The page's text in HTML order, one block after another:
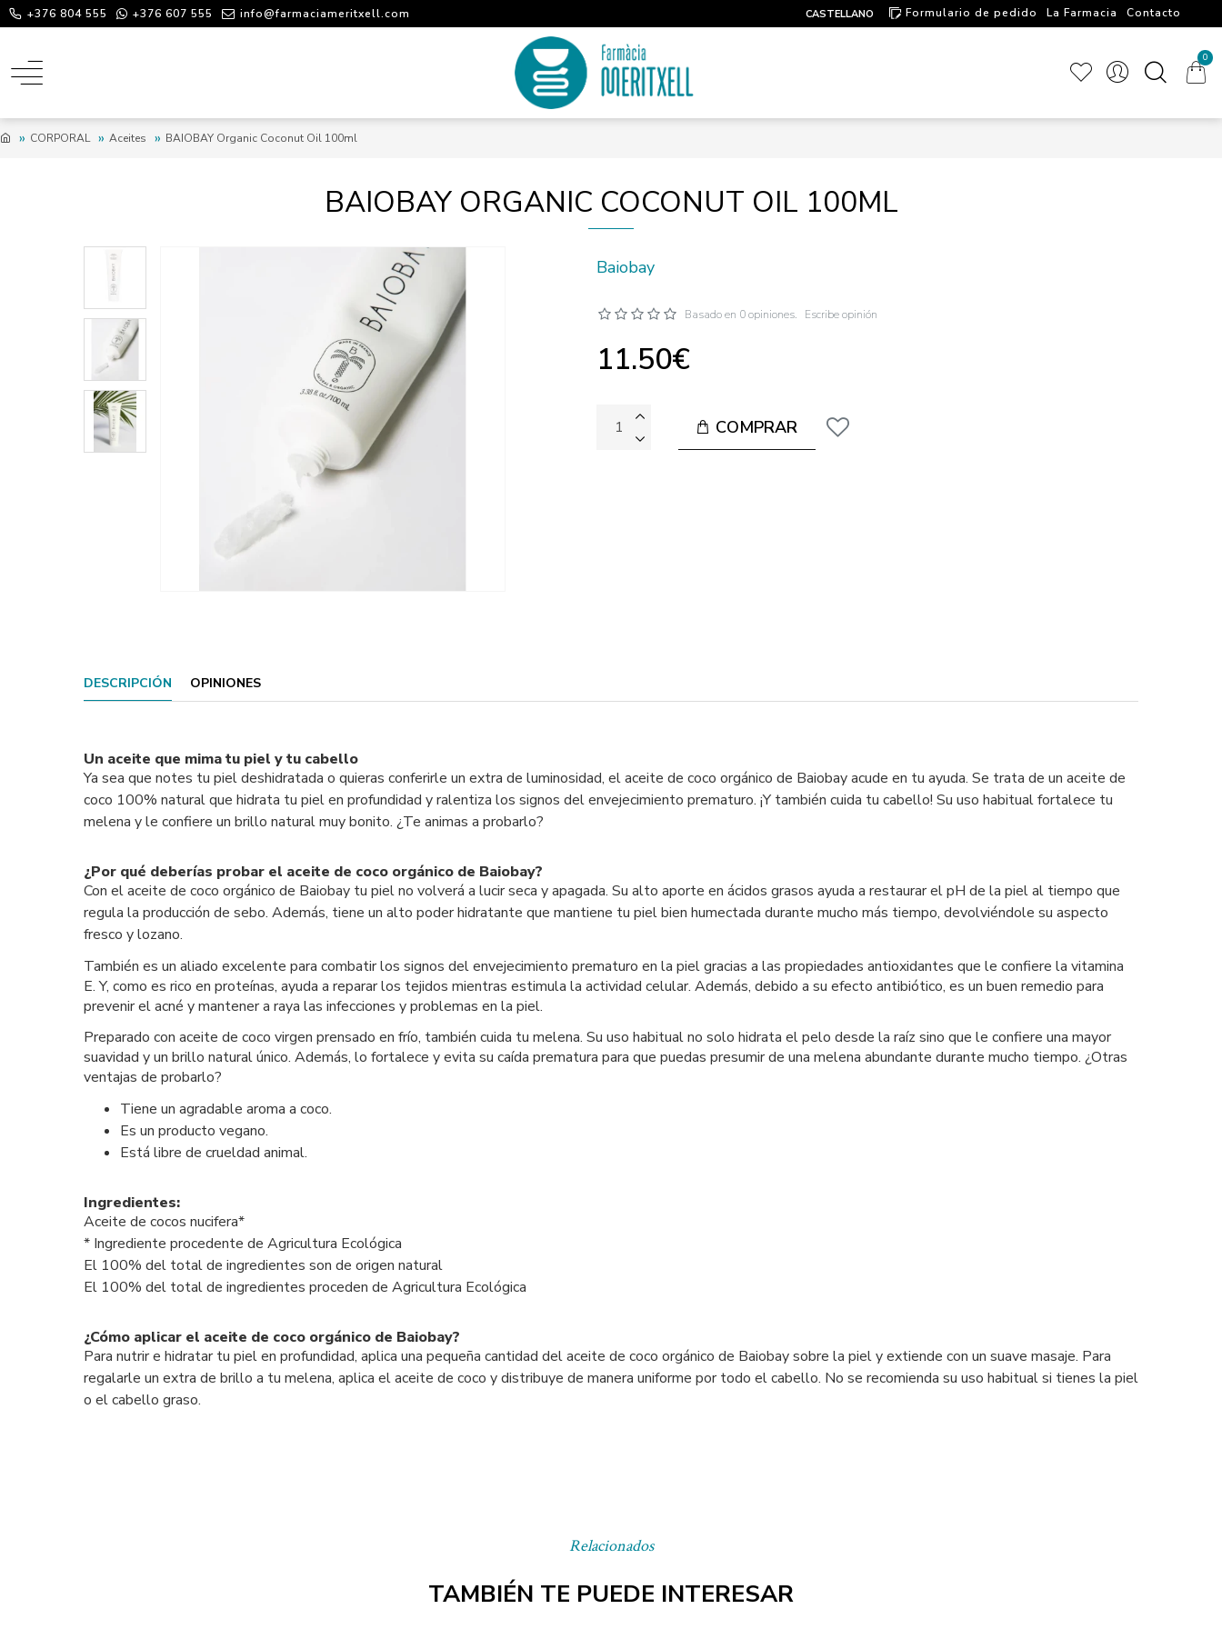
+376 804 555 +376 607 555 info@farmaciameritxell.com CASTELLANO Formulario de pedido La Farmacia
Contacto
0
CORPORAL Aceites BAIOBAY Organic Coconut Oil 100ml
BAIOBAY ORGANIC COCONUT OIL 100ML
Baiobay
Basado en 0 opiniones. Escribe opinión
11.50€
COMPRAR
Relacionados
TAMBIÉN TE PUEDE INTERESAR
DESCRIPCIÓN OPINIONES
Un aceite que mima tu piel y tu cabello
Ya sea que notes tu piel deshidratada o quieras conferirle un extra de luminosidad, el aceite de coco orgánico de Baiobay acude en tu ayuda. Se trata de un aceite de
coco 100% natural que hidrata tu piel en profundidad y ralentiza los signos del envejecimiento prematuro. ¡Y también cuida tu cabello! Su uso habitual fortalece tu
melena y le confiere un brillo natural muy bonito. ¿Te animas a probarlo?
¿Por qué deberías probar el aceite de coco orgánico de Baiobay?
Con el aceite de coco orgánico de Baiobay tu piel no volverá a lucir seca y apagada. Su alto aporte en ácidos grasos ayuda a restaurar el pH de la piel al tiempo que
regula la producción de sebo. Además, tiene un alto poder hidratante que mantiene tu piel bien humectada durante mucho más tiempo, devolviéndole su aspecto
fresco y lozano.
También es un aliado excelente para combatir los signos del envejecimiento prematuro en la piel gracias a las propiedades antioxidantes que le confiere la vitamina
E. Y, como es rico en proteínas, ayuda a reparar los tejidos mientras estimula la actividad celular. Además, debido a su efecto antibiótico, es un buen remedio para
prevenir el acné y mantener a raya las infecciones y problemas en la piel.
Preparado con aceite de coco virgen prensado en frío, también cuida tu melena. Su uso habitual no solo hidrata el pelo desde la raíz sino que le confiere una mayor
suavidad y un brillo natural único. Además, lo fortalece y evita su caída prematura para que puedas presumir de una melena abundante durante mucho tiempo. ¿Otras
ventajas de probarlo?
Tiene un agradable aroma a coco.
Es un producto vegano.
Está libre de crueldad animal.
Ingredientes:
Aceite de cocos nucifera*
* Ingrediente procedente de Agricultura Ecológica
El 100% del total de ingredientes son de origen natural
El 100% del total de ingredientes proceden de Agricultura Ecológica
¿Cómo aplicar el aceite de coco orgánico de Baiobay?
Para nutrir e hidratar tu piel en profundidad, aplica una pequeña cantidad del aceite de coco orgánico de Baiobay sobre la piel y extiende con un suave masaje. Para
regalarle un extra de brillo a tu melena, aplica el aceite de coco y distribuye de manera uniforme por todo el cabello. No se recomienda su uso habitual si tienes la piel
o el cabello graso.